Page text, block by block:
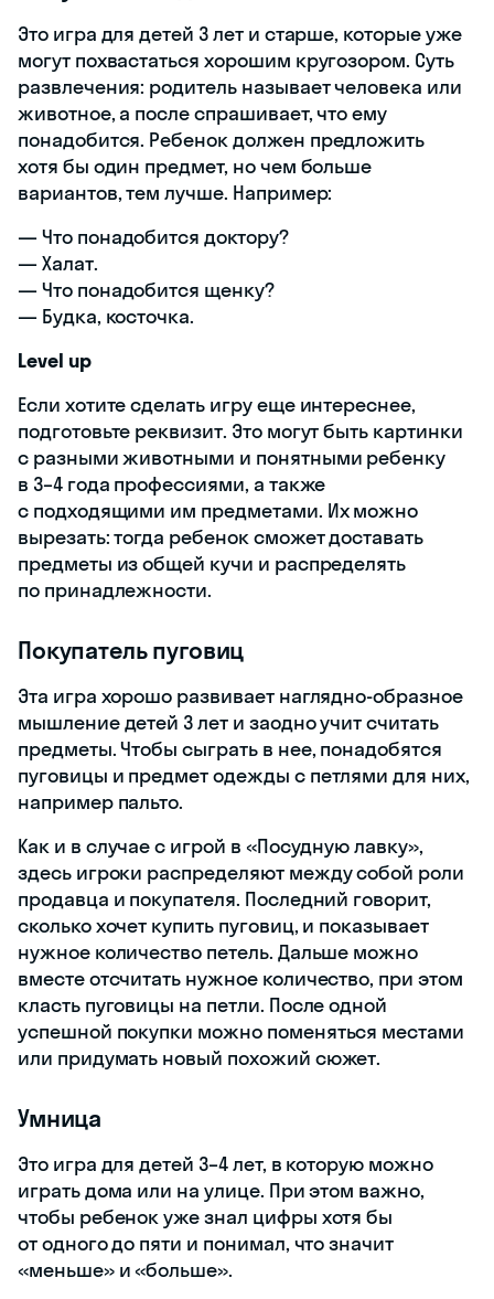
Это игра для детей 3 лет и старше, которые уже
могут похвастаться хорошим кругозором. Суть
развлечения: родитель называет человека или
животное, а после спрашивает, что ему
понадобится. Ребенок должен предложить
хотя бы один предмет, но чем больше
вариантов, тем лучше. Например:
— Что понадобится доктору?
— Халат.
— Что понадобится щенку?
— Будка, косточка.
Level up
Если хотите сделать игру еще интереснее,
подготовьте реквизит. Это могут быть картинки
с разными животными и понятными ребенку
в 3–4 года профессиями, а также
с подходящими им предметами. Их можно
вырезать: тогда ребенок сможет доставать
предметы из общей кучи и распределять
по принадлежности.
Покупатель пуговиц
Эта игра хорошо развивает наглядно-образное
мышление детей 3 лет и заодно учит считать
предметы. Чтобы сыграть в нее, понадобятся
пуговицы и предмет одежды с петлями для них,
например пальто.
Как и в случае с игрой в «Посудную лавку»,
здесь игроки распределяют между собой роли
продавца и покупателя. Последний говорит,
сколько хочет купить пуговиц, и показывает
нужное количество петель. Дальше можно
вместе отсчитать нужное количество, при этом
класть пуговицы на петли. После одной
успешной покупки можно поменяться местами
или придумать новый похожий сюжет.
Умница
Это игра для детей 3–4 лет, в которую можно
играть дома или на улице. При этом важно,
чтобы ребенок уже знал цифры хотя бы
от одного до пяти и понимал, что значит
«меньше» и «больше».